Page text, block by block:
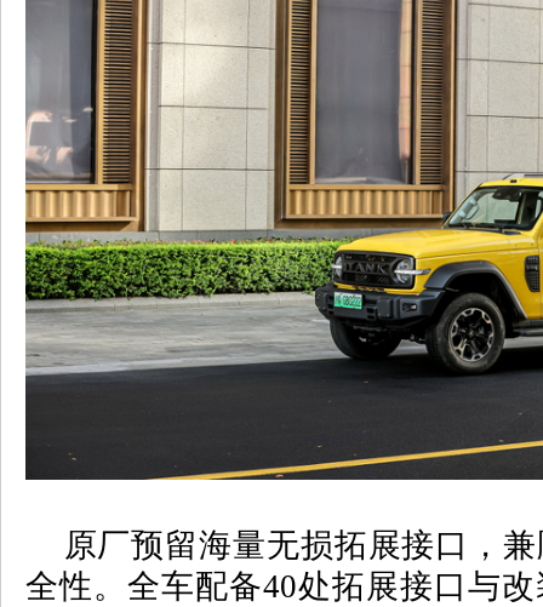
原厂预留海量无损拓展接口，兼
全性。全车配备40处拓展接口与